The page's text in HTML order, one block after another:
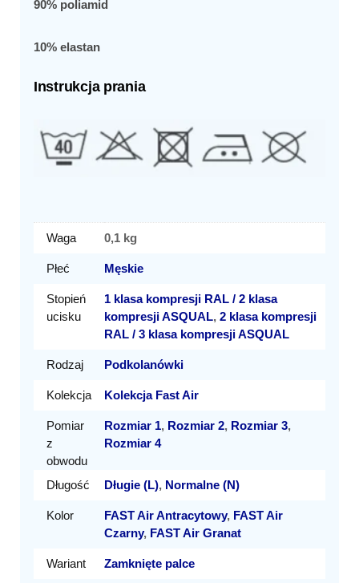
90% poliamid
10% elastan
Instrukcja prania
Waga 0,1 kg
Płeć Męskie
Stopień
ucisku
1 klasa kompresji RAL / 2 klasa
kompresji ASQUAL, 2 klasa kompresji
RAL / 3 klasa kompresji ASQUAL
Rodzaj Podkolanówki
Kolekcja Kolekcja Fast Air
Pomiar
z
obwodu
Rozmiar 1, Rozmiar 2, Rozmiar 3,
Rozmiar 4
Długość Długie (L), Normalne (N)
Kolor FAST Air Antracytowy, FAST Air
Czarny, FAST Air Granat
Wariant Zamknięte palce